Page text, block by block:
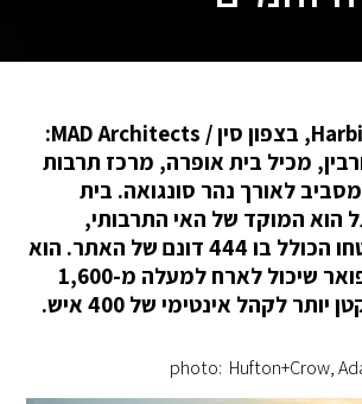
Harbin Opera House, בצפון סין / MAD Architects:
מכיל בית אופרה, מרכז תרבות
לאורך נהר סונגואה. בית
הוא המוקד של האי התרבותי,
התופס רבע משטחו הכולל בו 444 דונם של האתר. הוא
כולל תיאטרון מפואר שיכול לארח למעלה מ-1,600
יותר לקהל אינטימי של 400 איש.
photo: Hufton+Crow,